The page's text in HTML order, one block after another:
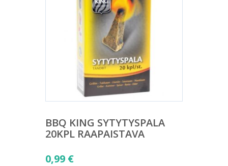
BBQ KING SYTYTYSPALA
20KPL RAAPAISTAVA
0,99 €